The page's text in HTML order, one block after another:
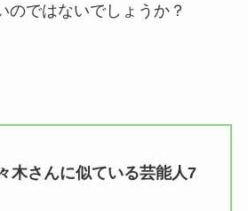
のではないでしょうか？
木さんに似ている芸能人7